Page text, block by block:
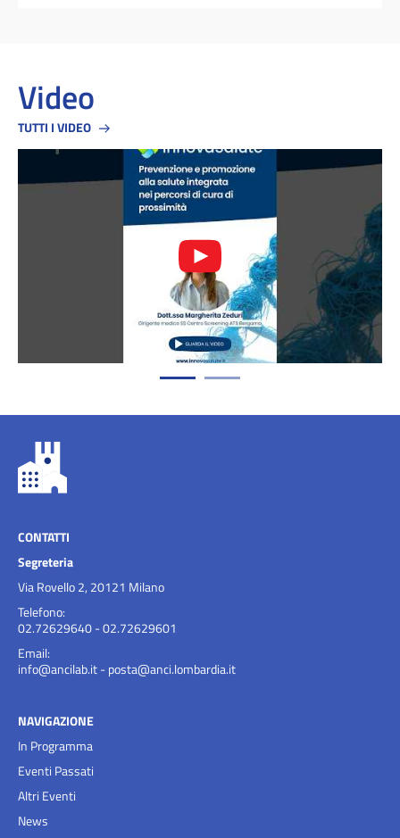
Video
TUTTI I VIDEO
CONTATTI
Segreteria
Via Rovello 2, 20121 Milano
Telefono:
02.72629640 - 02.72629601
Email:
info@ancilab.it- posta@anci.lombardia.it
NAVIGAZIONE
In Programma
Eventi Passati
Altri Eventi
News